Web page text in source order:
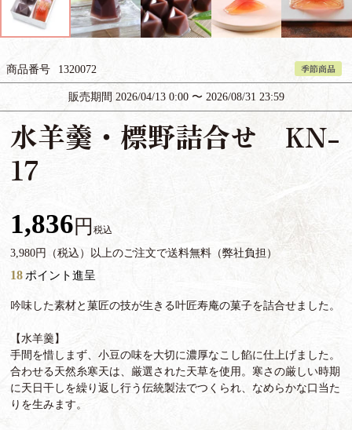
商品番号 1320072 季節商品
販売期間 2026/04/13 0:00 〜 2026/08/31 23:59
水羊羹・標野詰合せ KN-
17
1,836 税込
3,980円（税込）以上のご注文で送料無料（弊社負担）
18 ポイント進呈
吟味した素材と菓匠の技が生きる叶匠寿庵の菓子を詰合せました。
【水羊羹】
手間を惜しまず、小豆の味を大切に濃厚なこし餡に仕上げました。
合わせる天然糸寒天は、厳選された天草を使用。寒さの厳しい時期
に天日干しを繰り返し行う伝統製法でつくられ、なめらかな口当た
りを生みます。